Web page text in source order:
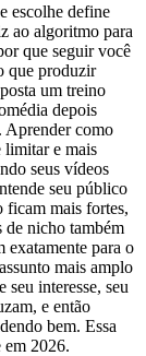
escolhe define
ao algoritmo para
que seguir você
que produzir
um treino
depois
Aprender como
limitar e mais
seus vídeos
seu público
ficam mais fortes,
de nicho também
exatamente para o
mais amplo
interesse, seu
e então
bem. Essa
em 2026.